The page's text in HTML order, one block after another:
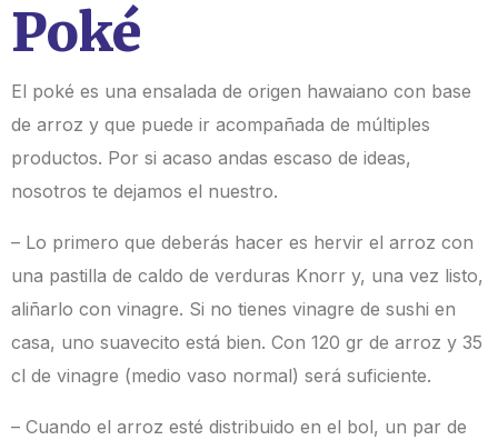
Poké
El poké es una ensalada de origen hawaiano con base
de arroz y que puede ir acompañada de múltiples
productos. Por si acaso andas escaso de ideas,
nosotros te dejamos el nuestro.
– Lo primero que deberás hacer es hervir el arroz con
una pastilla de caldo de verduras Knorr y, una vez listo,
aliñarlo con vinagre. Si no tienes vinagre de sushi en
casa, uno suavecito está bien. Con 120 gr de arroz y 35
cl de vinagre (medio vaso normal) será suficiente.
– Cuando el arroz esté distribuido en el bol, un par de